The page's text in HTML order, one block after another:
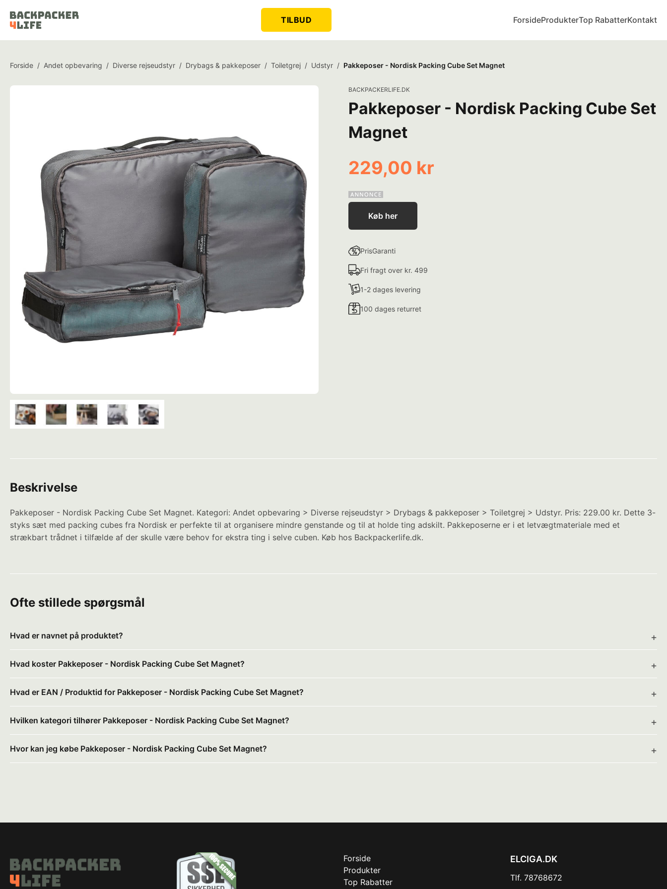
TILBUD ForsideProdukterTop RabatterKontakt
Forside / Andet opbevaring / Diverse rejseudstyr / Drybags & pakkeposer / Toiletgrej / Udstyr / Pakkeposer - Nordisk Packing Cube Set Magnet
BACKPACKERLIFE.DK
Pakkeposer - Nordisk Packing Cube Set
Magnet
229,00 kr
Køb her
PrisGaranti
Fri fragt over kr. 499
1-2 dages levering
100 dages returret
Beskrivelse
Pakkeposer - Nordisk Packing Cube Set Magnet. Kategori: Andet opbevaring > Diverse rejseudstyr > Drybags & pakkeposer > Toiletgrej > Udstyr. Pris: 229.00 kr. Dette 3-
styks sæt med packing cubes fra Nordisk er perfekte til at organisere mindre genstande og til at holde ting adskilt. Pakkeposerne er i et letvægtmateriale med et
strækbart trådnet i tilfælde af der skulle være behov for ekstra ting i selve cuben. Køb hos Backpackerlife.dk.
Ofte stillede spørgsmål
Hvad er navnet på produktet?
Hvad koster Pakkeposer - Nordisk Packing Cube Set Magnet?
Hvad er EAN / Produktid for Pakkeposer - Nordisk Packing Cube Set Magnet?
Hvilken kategori tilhører Pakkeposer - Nordisk Packing Cube Set Magnet?
Hvor kan jeg købe Pakkeposer - Nordisk Packing Cube Set Magnet?
Forside
Produkter
Top Rabatter
ELCIGA.DK
Tlf. 78768672